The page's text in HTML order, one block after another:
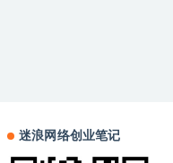
迷浪网络创业笔记